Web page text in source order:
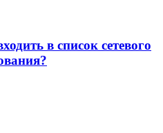
в список сетевого